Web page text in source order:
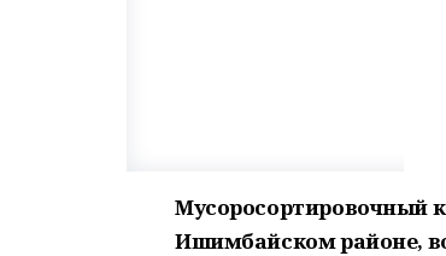
Мусоросортировочный
Ишимбайском районе,